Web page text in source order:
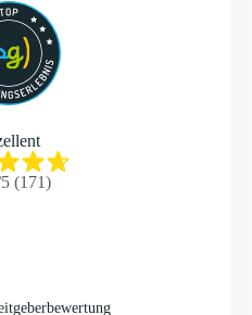
5(171)